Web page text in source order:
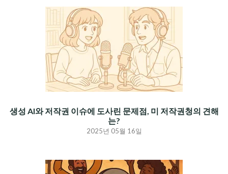
생성 AI와 저작권 이슈에 도사린 문제점, 미 저작권청의 견해
는?
2025년 05월 16일